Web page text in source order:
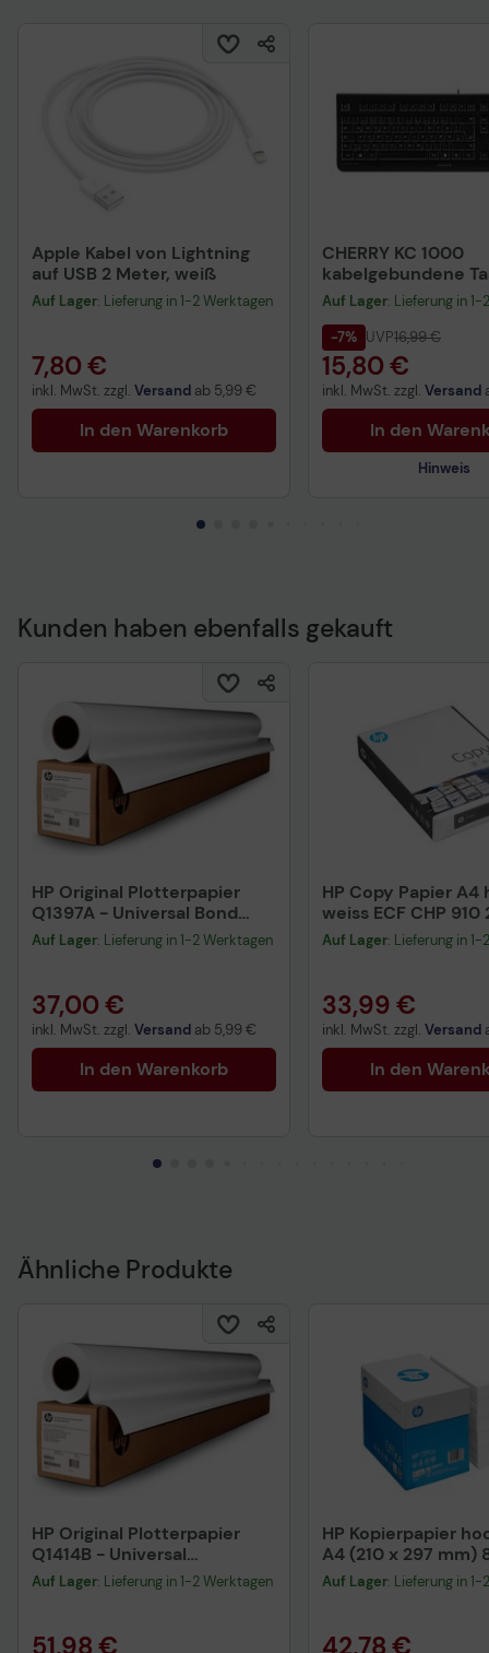
Apple Kabel von Lightning
auf USB 2 Meter, weiß
Auf Lager: Lieferung in 1-2 Werktagen
7,80 €
inkl. MwSt. zzgl. Versand ab 5,99 €
In den Warenkorb
CHERRY KC 1000
kabelgebundene
QWERTZ DE -
Auf Lager: Lieferung in
-7% UVP16,99 €
15,80 €
inkl. MwSt. zzgl. Versand
In den
Hinweis
Technisches
Kunden haben ebenfalls gekauft
HP Original Plotterpapier
Q1397A - Universal Bond
Paper
Auf Lager: Lieferung in 1-2 Werktagen
37,00 €
inkl. MwSt. zzgl. Versand ab 5,99 €
In den Warenkorb
HP Copy Papier A4
weiss ECF CHP
Blatt
Auf Lager: Lieferung in
33,99 €
inkl. MwSt. zzgl. Versand
In den
Ähnliche Produkte
HP Original Plotterpapier
Q1414B - Universal
Heavyweight Coated Paper
Auf Lager: Lieferung in 1-2 Werktagen
51,98 €
HP Kopierpapier
A4 (210 x 297 mm)
2.500 Blatt
Auf Lager: Lieferung in
42,78 €